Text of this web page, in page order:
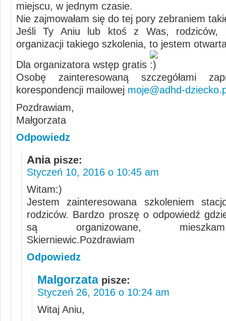
miejscu, w jednym czasie.
Nie zajmowałam się do tej pory zebraniem
Jeśli Ty Aniu lub ktoś z Was, rodziców,
organizacji takiego szkolenia, to jestem
Dla organizatora wstęp gratis
Osobę zainteresowaną szczegółami
korespondencji mailowej moje@adhd-
Pozdrawiam,
Małgorzata
Odpowiedz
Ania pisze:
Styczeń 10, 2016 o 10:45 am
Witam:)
Jestem zainteresowana szkoleniem
rodziców. Bardzo proszę o odpowiedź
są organizowane,
Skierniewic.Pozdrawiam
Odpowiedz
Malgorzata pisze:
Styczeń 26, 2016 o 10:24 am
Witaj Aniu,